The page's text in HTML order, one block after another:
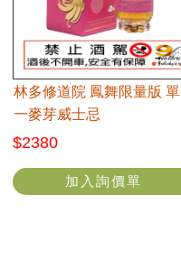
林多修道院 鳳舞限量版 單
⼀麥芽威⼠忌
$2380
加入詢價單